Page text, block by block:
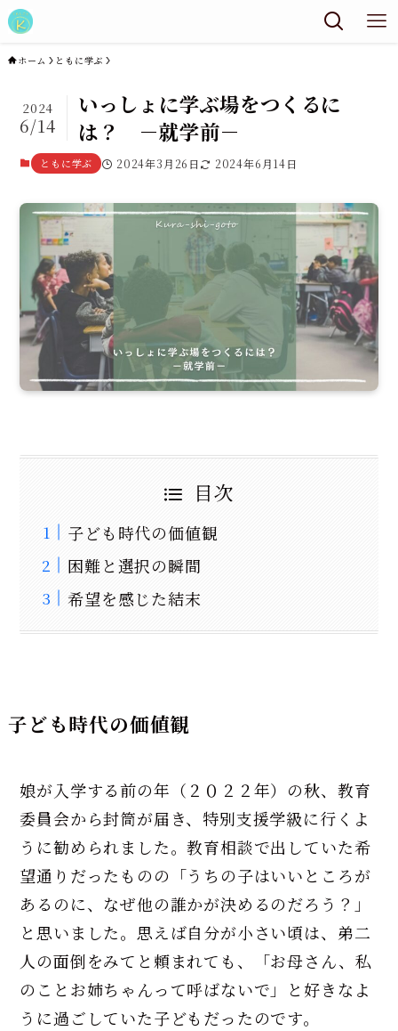
ホーム ともに学ぶ
いっしょに学ぶ場をつくるに
は？ －就学前－
2024
6/14
ともに学ぶ 2024年3月26日 2024年6月14日
目次
子ども時代の価値観
困難と選択の瞬間
希望を感じた結末
子ども時代の価値観
娘が入学する前の年（２０２２年）の秋、教育
委員会から封筒が届き、特別支援学級に行くよ
うに勧められました。教育相談で出していた希
望通りだったものの「うちの子はいいところが
あるのに、なぜ他の誰かが決めるのだろう？」
と思いました。思えば自分が小さい頃は、弟二
人の面倒をみてと頼まれても、「お母さん、私
のことお姉ちゃんって呼ばないで」と好きなよ
うに過ごしていた子どもだったのです。